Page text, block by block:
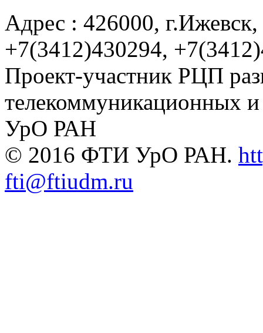
Адрес : 426000,
+7(3412)430294,
Проект-участник РЦП
телекоммуникационных
УрО РАН
© 2016 ФТИ УрО РАН.
fti@ftiudm.ru